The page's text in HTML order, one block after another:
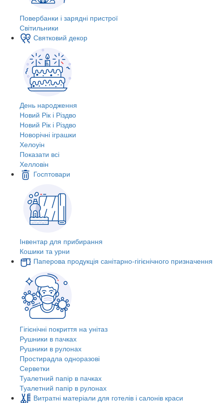
Повербанки і зарядні пристрої
Світильники
Святковий декор
День народження
Новий Рік і Різдво
Новий Рік і Різдво
Новорічні іграшки
Хелоуін
Показати всі
Хелловін
Госптовари
Інвентар для прибирання
Кошики та урни
Паперова продукція санітарно-гігієнічного призначення
Гігієнічні покриття на унітаз
Рушники в пачках
Рушники в рулонах
Простирадла одноразові
Серветки
Туалетний папір в пачках
Туалетний папір в рулонах
Витратні матеріали для готелів і салонів краси